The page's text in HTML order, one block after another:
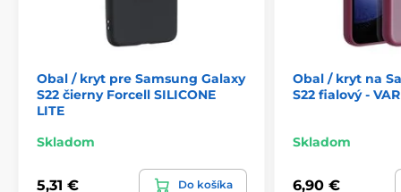
Obal / kryt pre Samsung Galaxy
S22 čierny Forcell SILICONE
LITE
Skladom
5,31 € Do košíka
Obal / kryt na
S22 fialový -
Skladom
6,90 €